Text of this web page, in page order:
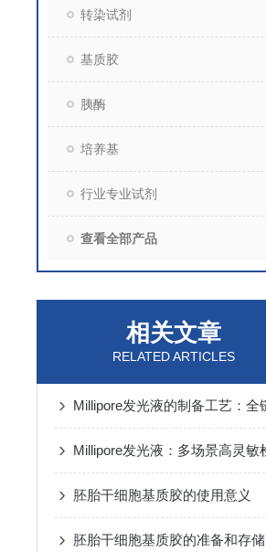
转染试剂
基质胶
胰酶
培养基
行业专业试剂
查看全部产品
相关文章
RELATED ARTICLES
胚胎干细胞基质胶的使用意义
胚胎干细胞基质胶的准备和存储